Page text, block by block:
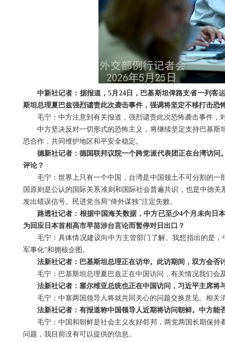
中新社记者：据报道，5月24日，巴基斯坦俾路支省一列客
斯坦总理夏巴兹强烈谴责此次袭击事件，强调将坚定不移打击恐
毛宁：中方注意到有关报道，强烈谴责此次恐怖袭击事件
中方坚决反对一切形式的恐怖主义，将继续坚定支持巴基
恐合作，共同维护地区和平安全稳定。
德新社记者：德国联邦议院一个跨党派代表团正在台湾访
评论？
毛宁：世界上只有一个中国，台湾是中国领土不可分割的
国原则是公认的国际关系准则和国际社会普遍共识，也是中德
发出错误信号。民进党当局“倚外谋独”注定失败。
路透社记者：根据中国海关数据，中方已至少4个月未向日
为回应日本首相高市早苗涉台言论而暂停对日出口？
毛宁：具体情况建议向中方主管部门了解。我想指出的是
军事化”和拥核企图。
法新社记者：巴基斯坦总理正在访华。此访期间，双方会否
毛宁：巴基斯坦总理夏巴兹正在中国访问，有关情况我们会
法新社记者：塞尔维亚总统也正在中国访问，习近平主席
毛宁：中塞两国领导人将就共同关心的问题交换意见。相关
法新社记者：有报道称中国领导人近期将访问朝鲜。中方能
毛宁：中国和朝鲜是社会主义友好邻邦，两党两国长期保
问题，我目前没有可以提供的信息。